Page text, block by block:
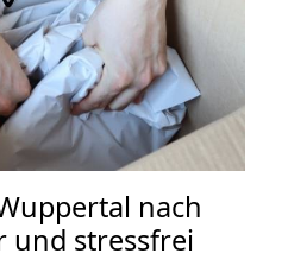
nach
und stressfrei